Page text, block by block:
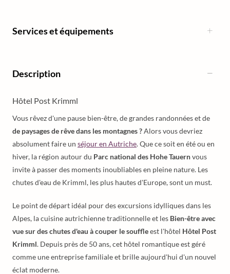
Services et équipements
Description
Hôtel Post Krimml
Vous rêvez d'une pause bien-être, de grandes randonnées et de
de paysages de rêve dans les montagnes ?Alors vous devriez
absolument faire un séjour en Autriche. Que ce soit en été ou en
hiver, la région autour du Parc national des Hohe Tauernvous
invite à passer des moments inoubliables en pleine nature. Les
chutes d'eau de Krimml, les plus hautes d'Europe, sont un must.
Le point de départ idéal pour des excursions idylliques dans les
Alpes, la cuisine autrichienne traditionnelle et les Bien-être avec
vue sur des chutes d'eau à couper le souffleest l'hôtel Hôtel Post
Krimml. Depuis près de 50 ans, cet hôtel romantique est géré
comme une entreprise familiale et brille aujourd'hui d'un nouvel
éclat moderne.